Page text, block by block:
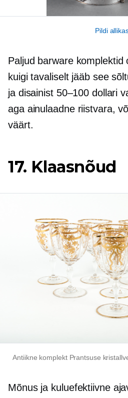
Pildi
Paljud barware komplektid
kuigi tavaliselt jääb see
ja disainist 50–100 dollari
aga ainulaadne riistvara,
väärt.
17. Klaasnõud
Antiikne komplekt Prantsuse
Mõnus ja kuluefektiivne